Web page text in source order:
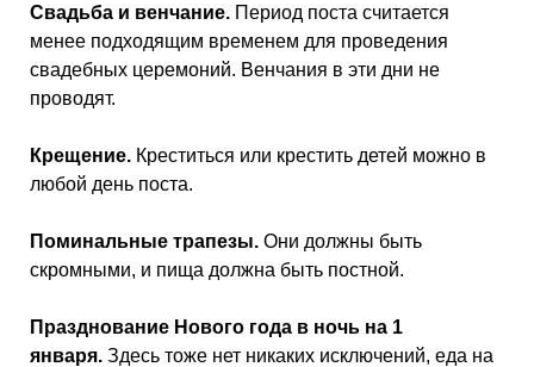
Свадьба и венчание.Период поста считается
менее подходящим временем для проведения
свадебных церемоний. Венчания в эти дни не
проводят.
Крещение. Креститься или крестить детей можно в
любой день поста.
Поминальные трапезы.Они должны быть
скромными, и пища должна быть постной.
Празднование Нового года в ночь на 1
января. Здесь тоже нет никаких исключений, еда на